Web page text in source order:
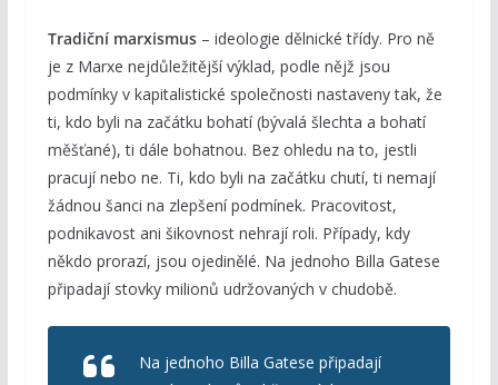
Tradiční marxismus– ideologie dělnické třídy. Pro ně
je z Marxe nejdůležitější výklad, podle nějž jsou
podmínky v kapitalistické společnosti nastaveny tak, že
ti, kdo byli na začátku bohatí (bývalá šlechta a bohatí
měšťané), ti dále bohatnou. Bez ohledu na to, jestli
pracují nebo ne. Ti, kdo byli na začátku chutí, ti nemají
žádnou šanci na zlepšení podmínek. Pracovitost,
podnikavost ani šikovnost nehrají roli. Případy, kdy
někdo prorazí, jsou ojedinělé. Na jednoho Billa Gatese
připadají stovky milionů udržovaných v chudobě.
Na jednoho Billa Gatese připadají